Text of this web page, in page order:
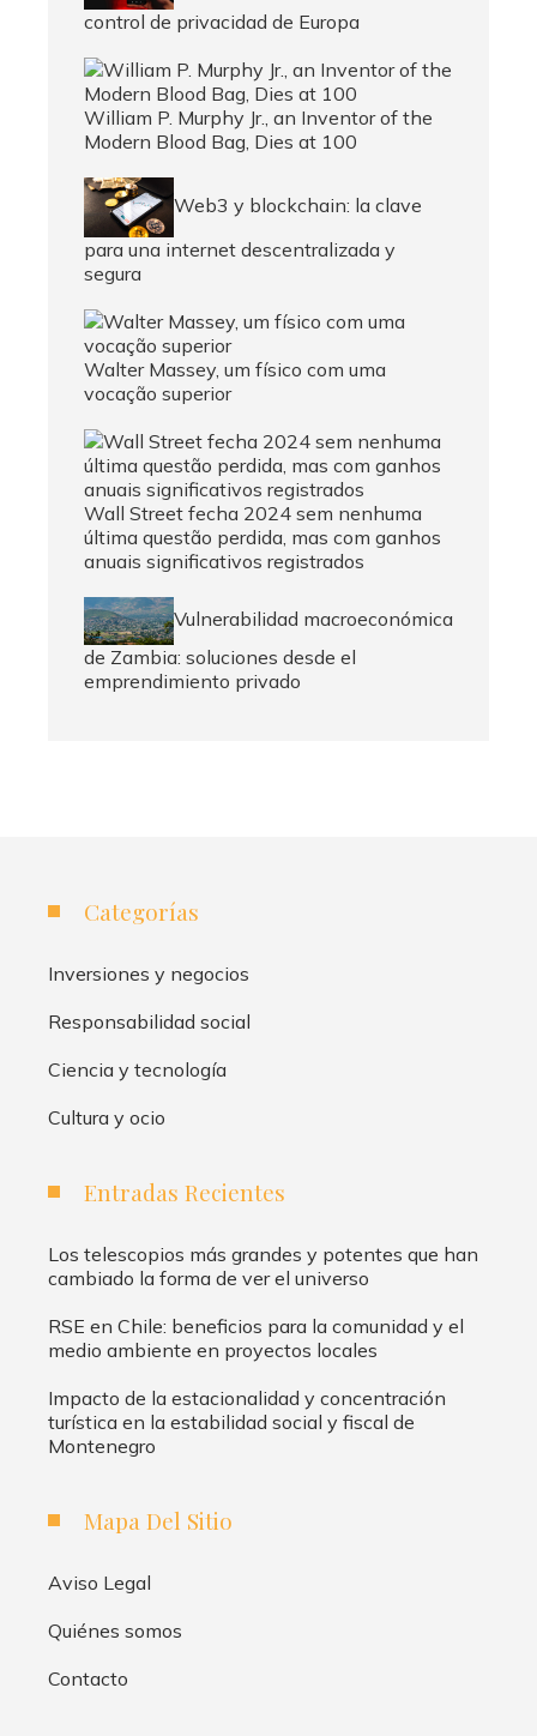
control de privacidad de Europa
William P. Murphy Jr., an Inventor of the
Modern Blood Bag, Dies at 100
Web3 y blockchain: la clave
para una internet descentralizada y
segura
Walter Massey, um físico com uma
vocação superior
Wall Street fecha 2024 sem nenhuma
última questão perdida, mas com ganhos
anuais significativos registrados
Vulnerabilidad macroeconómica
de Zambia: soluciones desde el
emprendimiento privado
Categorías
Inversiones y negocios
Responsabilidad social
Ciencia y tecnología
Cultura y ocio
Entradas Recientes
Los telescopios más grandes y potentes que han
cambiado la forma de ver el universo
RSE en Chile: beneficios para la comunidad y el
medio ambiente en proyectos locales
Impacto de la estacionalidad y concentración
turística en la estabilidad social y fiscal de
Montenegro
Mapa Del Sitio
Aviso Legal
Quiénes somos
Contacto